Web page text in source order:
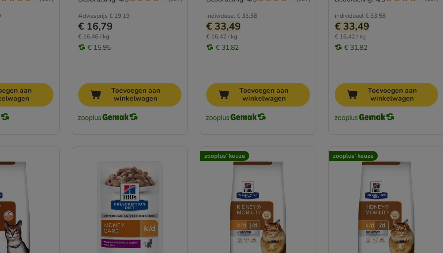
aan
Adviesprijs € 19,19
€ 16,79
€ 16,46 / kg
€ 15,95
Toevoegen aan
winkelwagen
individueel€ 33,58
€ 33,49
€ 16,42 / kg
€ 31,82
Toevoegen aan
winkelwagen
individueel € 33,58
€ 33,49
€ 16,42 / kg
€ 31,82
Toevoegen aan
winkelwagen
zooplus’ keuze zooplus’ keuze